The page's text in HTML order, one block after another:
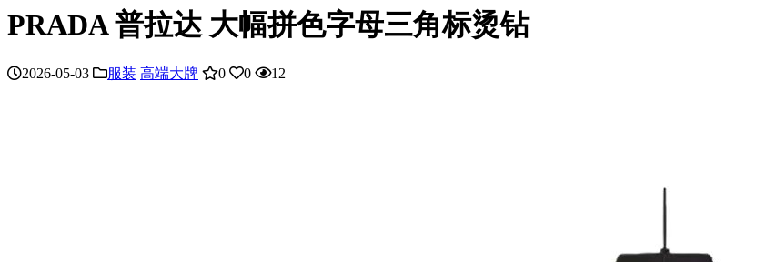
PRADA 普拉达 大幅拼色字母三角标烫钻
2026-05-03 服装 高端大牌 0 0 12